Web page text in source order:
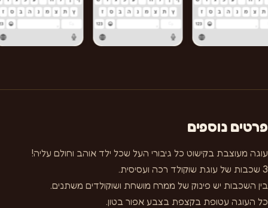
פרטים נוספים
עוגה מעוצבת בקישוט כל גיבורי העל שכל ילד אוהב וחולם עליה!
3 שכבות של עוגת שוקולד רכה ועסיסית.
בין השכבות יש פינוק של ממרח מושחת ושוקולדים משתנים.
כל העוגה עטופת בקצפת בצבע אפור בטון.